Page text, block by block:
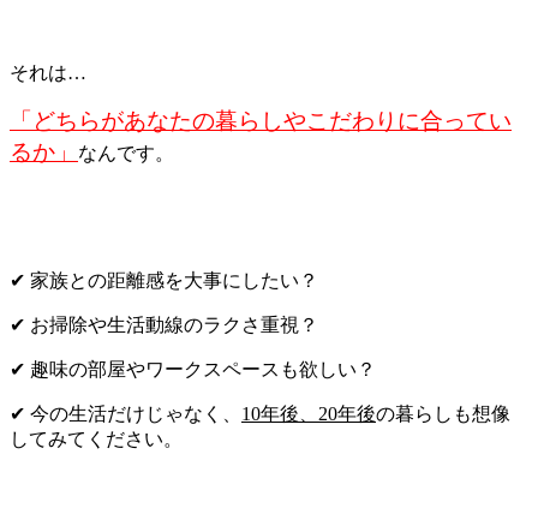
それは…
「どちらがあなたの暮らしやこだわりに合ってい
るか」
なんです。
✔ 家族との距離感を大事にしたい？
✔ お掃除や生活動線のラクさ重視？
✔ 趣味の部屋やワークスペースも欲しい？
✔ 今の生活だけじゃなく、 10年後、20年後の暮らしも想像
してみてください。